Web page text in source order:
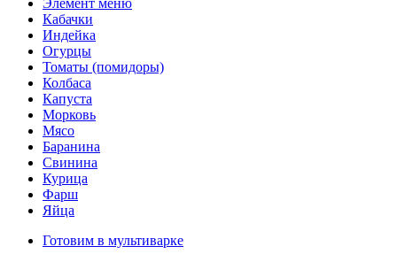
Элемент меню
Кабачки
Индейка
Огурцы
Томаты (помидоры)
Колбаса
Капуста
Морковь
Мясо
Баранина
Свинина
Курица
Фарш
Яйца
Готовим в мультиварке